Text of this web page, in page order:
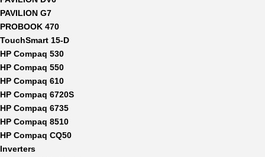
PAVILION G7
PROBOOK 470
TouchSmart 15-D
HP Compaq 530
HP Compaq 550
HP Compaq 610
HP Compaq 6720S
HP Compaq 6735
HP Compaq 8510
HP Compaq CQ50
Inverters